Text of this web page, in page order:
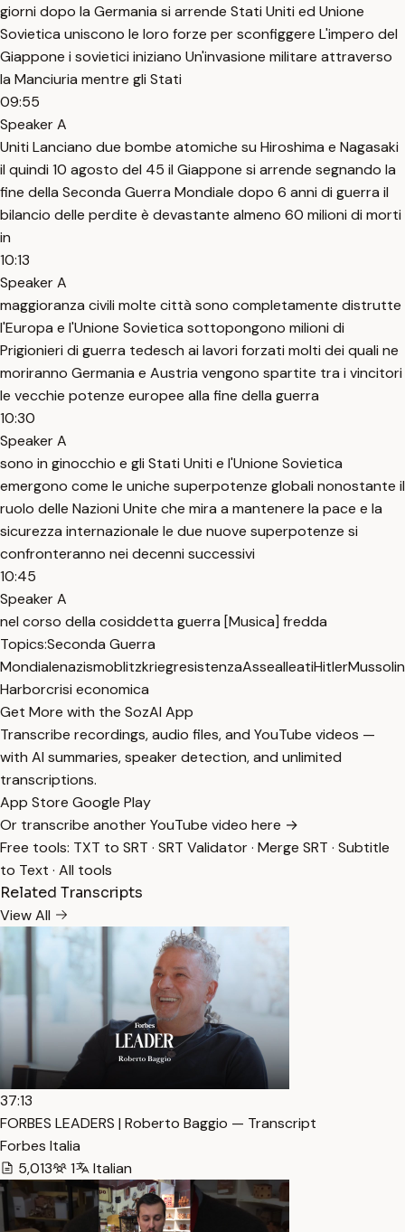
giorni dopo la Germania si arrende Stati Uniti ed Unione
Sovietica uniscono le loro forze per sconfiggere L'impero del
Giappone i sovietici iniziano Un'invasione militare attraverso
la Manciuria mentre gli Stati
09:55
Speaker A
Uniti Lanciano due bombe atomiche su Hiroshima e Nagasaki
il quindi 10 agosto del 45 il Giappone si arrende segnando la
fine della Seconda Guerra Mondiale dopo 6 anni di guerra il
bilancio delle perdite è devastante almeno 60 milioni di morti
in
10:13
Speaker A
maggioranza civili molte città sono completamente distrutte
l'Europa e l'Unione Sovietica sottopongono milioni di
Prigionieri di guerra tedesch ai lavori forzati molti dei quali ne
moriranno Germania e Austria vengono spartite tra i vincitori
le vecchie potenze europee alla fine della guerra
10:30
Speaker A
sono in ginocchio e gli Stati Uniti e l'Unione Sovietica
emergono come le uniche superpotenze globali nonostante il
ruolo delle Nazioni Unite che mira a mantenere la pace e la
sicurezza internazionale le due nuove superpotenze si
confronteranno nei decenni successivi
10:45
Speaker A
nel corso della cosiddetta guerra [Musica] fredda
Topics:Seconda Guerra
MondialenazismoblitzkriegresistenzaAssealleatiHitler
Harborcrisi economica
Get More with the SozAI App
Transcribe recordings, audio files, and YouTube videos —
with AI summaries, speaker detection, and unlimited
transcriptions.
App Store Google Play
Or transcribe another YouTube video here →
Free tools: TXT to SRT · SRT Validator· Merge SRT · Subtitle
to Text · All tools
Related Transcripts
View All
37:13
FORBES LEADERS | Roberto Baggio — Transcript
Forbes Italia
5,013
1 Italian